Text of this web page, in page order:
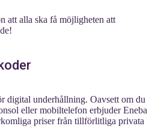
att alla ska få möjligheten att
digital underhållning. Oavsett om du
eller mobiltelefon erbjuder Eneba
priser från tillförlitliga privata